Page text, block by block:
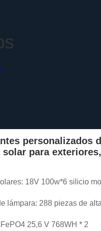
personalizados
solar para
18V 100w*6 silicio
lámpara: 288 piezas de
25,6 V 768WH * 2